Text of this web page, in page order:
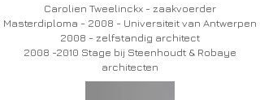
Carolien Tweelinckx - zaakvoerder
Masterdiploma - 2008 - Universiteit van Antwerpen
2008 - zelfstandig architect
2008 -2010 Stage bij Steenhoudt & Robaye
architecten